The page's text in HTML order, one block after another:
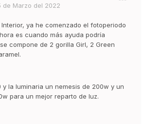
de Marzo del 2022
ya he comenzado el fotoperiodo
es cuando más ayuda podría
compone de 2 gorilla Girl, 2 Green
y la luminaria un nemesis de 200w y un
para un mejor reparto de luz.